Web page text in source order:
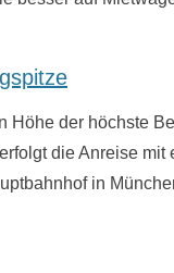
Höhe der höchste
die Anreise
in